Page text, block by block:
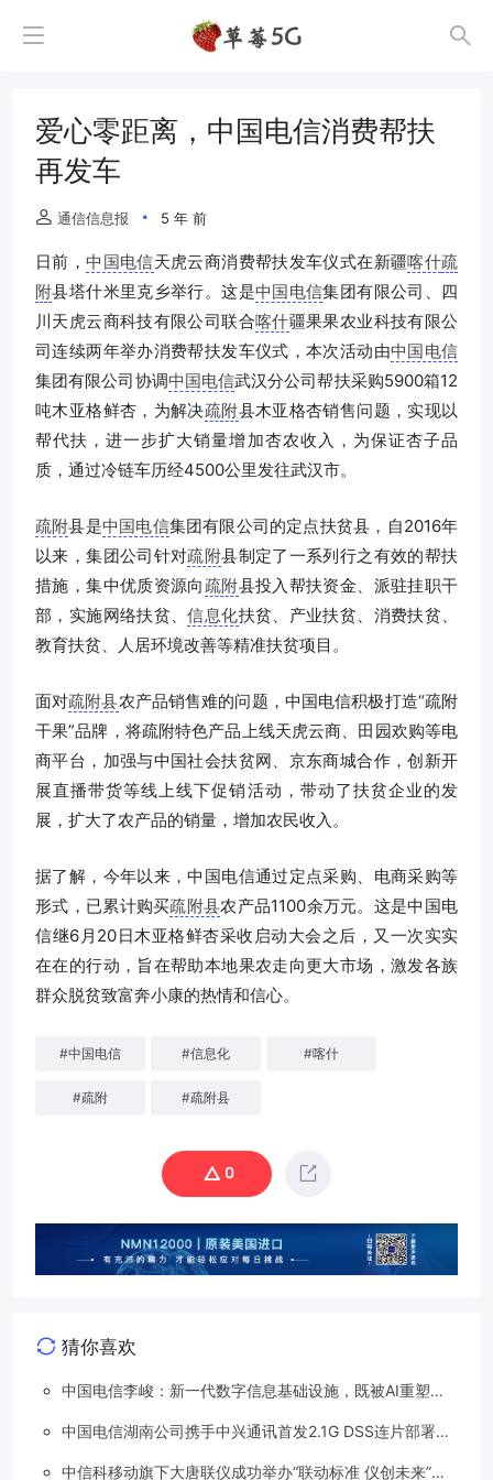
爱心零距离，中国电信消费帮扶
再发车
通信信息报 5 年 前
日前，中国电信天虎云商消费帮扶发车仪式在新疆喀什疏
附县塔什米里克乡举行。这是中国电信集团有限公司、四
川天虎云商科技有限公司联合喀什疆果果农业科技有限公
司连续两年举办消费帮扶发车仪式，本次活动由中国电信
集团有限公司协调中国电信武汉分公司帮扶采购5900箱12
吨木亚格鲜杏，为解决疏附县木亚格杏销售问题，实现以
帮代扶，进一步扩大销量增加杏农收入，为保证杏子品
质，通过冷链车历经4500公里发往武汉市。
疏附县是中国电信集团有限公司的定点扶贫县，自2016年
以来，集团公司针对疏附县制定了一系列行之有效的帮扶
措施，集中优质资源向 疏附县投入帮扶资金、派驻挂职干
部，实施网络扶贫、信息化扶贫、产业扶贫、消费扶贫、
教育扶贫、人居环境改善等精准扶贫项目。
面对疏附县农产品销售难的问题，中国电信积极打造“疏附
干果”品牌，将疏附特色产品上线天虎云商、田园欢购等电
商平台，加强与中国社会扶贫网、京东商城合作，创新开
展直播带货等线上线下促销活动，带动了扶贫企业的发
展，扩大了农产品的销量，增加农民收入。
据了解，今年以来，中国电信通过定点采购、电商采购等
形式，已累计购买疏附县农产品1100余万元。这是中国电
信继6月20日木亚格鲜杏采收启动大会之后，又一次实实
在在的行动，旨在帮助本地果农走向更大市场，激发各族
群众脱贫致富奔小康的热情和信心。
#中国电信 #信息化 #喀什
#疏附 #疏附县
0
猜你喜欢
中国电信李峻：新一代数字信息基础设施，既被AI重塑，
中国电信湖南公司携手中兴通讯首发2.1G DSS连片部署助
中信科移动旗下大唐联仪成功举办“联动标准 仪创未来”车